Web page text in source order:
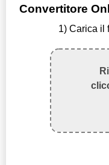
Convertitore
1) Carica il